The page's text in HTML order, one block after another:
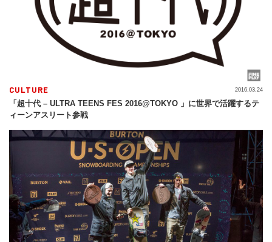
CULTURE
「超十代 – ULTRA TEENS FES 2016@TOKYO 」に世界で活躍するテ
ィーンアスリート参戦
2016.03.24